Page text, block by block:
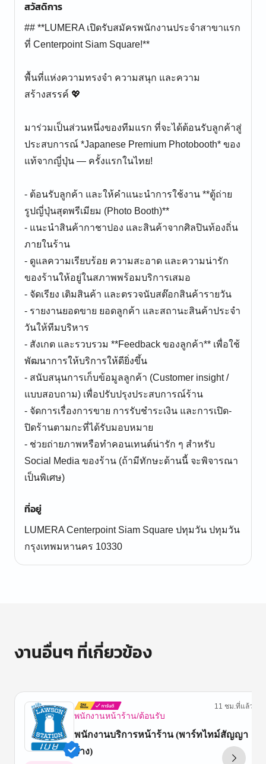
สวัสดิการ
## **LUMERA เปิดรับสมัครพนักงานประจำสาขาแรก
ที่ Centerpoint Siam Square!**
พื้นที่แห่งความทรงจำ ความสนุก และความ
สร้างสรรค์ 💖
มาร่วมเป็นส่วนหนึ่งของทีมแรก ที่จะได้ต้อนรับลูกค้าสู่
ประสบการณ์ *Japanese Premium Photobooth* ของ
แท้จากญี่ปุ่น — ครั้งแรกในไทย!
- ต้อนรับลูกค้า และให้คำแนะนำการใช้งาน **ตู้ถ่าย
รูปญี่ปุ่นสุดพรีเมียม (Photo Booth)**
- แนะนำสินค้ากาชาปอง และสินค้าจากศิลปินท้องถิ่น
ภายในร้าน
- ดูแลความเรียบร้อย ความสะอาด และความน่ารัก
ของร้านให้อยู่ในสภาพพร้อมบริการเสมอ
- จัดเรียง เติมสินค้า และตรวจนับสต๊อกสินค้ารายวัน
- รายงานยอดขาย ยอดลูกค้า และสถานะสินค้าประจำ
วันให้ทีมบริหาร
- สังเกต และรวบรวม **Feedback ของลูกค้า** เพื่อใช้
พัฒนาการให้บริการให้ดียิ่งขึ้น
- สนับสนุนการเก็บข้อมูลลูกค้า (Customer insight /
แบบสอบถาม) เพื่อปรับปรุงประสบการณ์ร้าน
- จัดการเรื่องการขาย การรับชำระเงิน และการเปิด-
ปิดร้านตามกะที่ได้รับมอบหมาย
- ช่วยถ่ายภาพหรือทำคอนเทนต์น่ารัก ๆ สำหรับ
Social Media ของร้าน (ถ้ามีทักษะด้านนี้ จะพิจารณา
เป็นพิเศษ)
ที่อยู่
LUMERA Centerpoint Siam Square ปทุมวัน ปทุมวัน
กรุงเทพมหานคร 10330
งานอื่นๆ ที่เกี่ยวข้อง
พนักงานหน้าร้าน/ต้อนรับ
11 ชม.ที่แล้ว
พนักงานบริการหน้าร้าน (พาร์ทไทม์สัญญา
จ้าง)